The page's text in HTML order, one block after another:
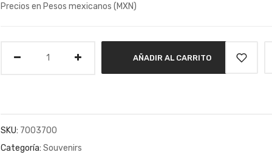
Precios en Pesos mexicanos (MXN)
AÑADIR AL CARRITO
SKU: 7003700
Categoría: Souvenirs